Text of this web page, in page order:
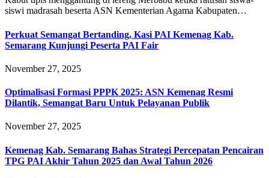
siswi madrasah beserta ASN Kementerian Agama Kabupaten…
Perkuat Semangat Bertanding, Kasi PAI Kemenag Kab.
Semarang Kunjungi Peserta PAI Fair
November 27, 2025
Optimalisasi Formasi PPPK 2025: ASN Kemenag Resmi
Dilantik, Semangat Baru Untuk Pelayanan Publik
November 27, 2025
Kemenag Kab. Semarang Bahas Strategi Percepatan Pencairan
TPG PAI Akhir Tahun 2025 dan Awal Tahun 2026